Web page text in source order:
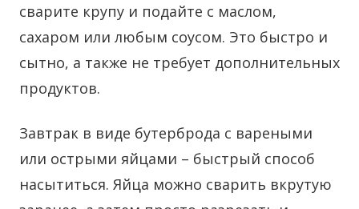
сварите крупу и подайте с маслом,
сахаром или любым соусом. Это быстро и
сытно, а также не требует дополнительных
продуктов.
Завтрак в виде бутерброда с вареными
или острыми яйцами – быстрый способ
насытиться. Яйца можно сварить вкрутую